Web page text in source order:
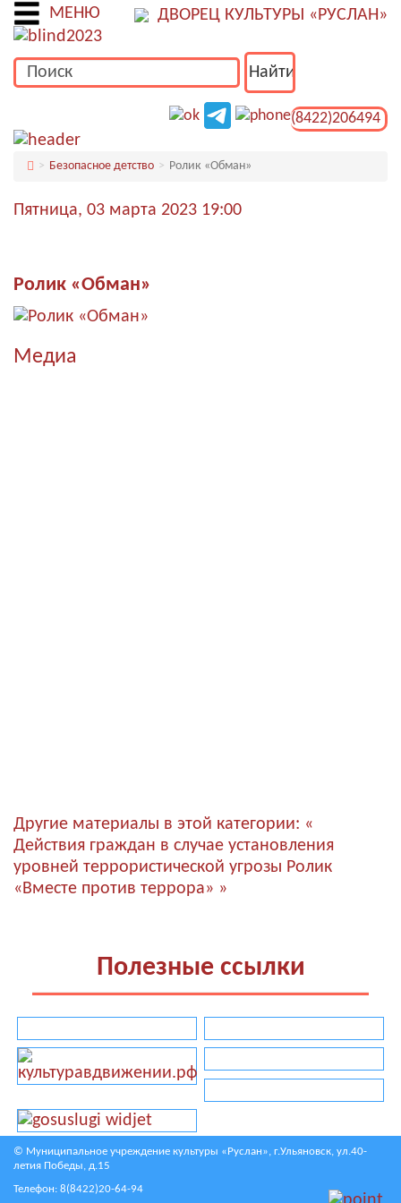
МЕНЮ ДВОРЕЦ КУЛЬТУРЫ «РУСЛАН»
(8422)206494
Безопасное детство Ролик «Обман»
Пятница, 03 марта 2023 19:00
Ролик «Обман»
Медиа
Другие материалы в этой категории: «
Действия граждан в случае установления
уровней террористической угрозы Ролик
«Вместе против террора» »
Полезные ссылки
© Муниципальное учреждение культуры «Руслан», г.Ульяновск, ул.40-
летия Победы, д.15
Телефон: 8(8422)20-64-94